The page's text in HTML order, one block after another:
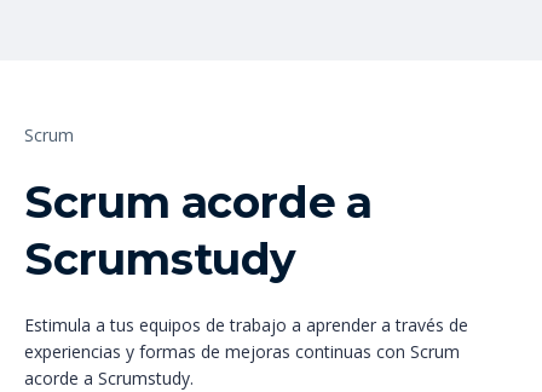
Scrum
Scrum acorde a
Scrumstudy
Estimula a tus equipos de trabajo a aprender a través de
experiencias y formas de mejoras continuas con Scrum
acorde a Scrumstudy.